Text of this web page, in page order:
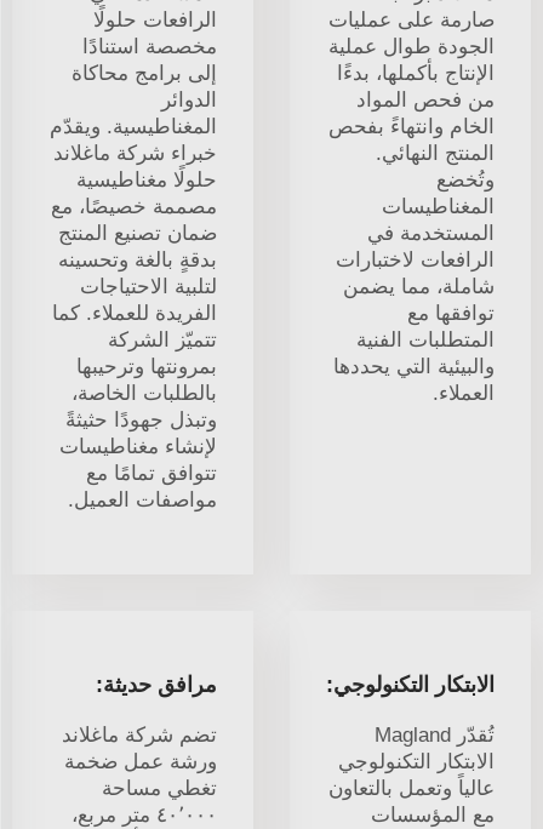
صارمة على عمليات
الجودة طوال عملية
الإنتاج بأكملها، بدءًا
من فحص المواد
الخام وانتهاءً بفحص
المنتج النهائي.
وتُخضع
المغناطيسات
المستخدمة في
الرافعات لاختبارات
شاملة، مما يضمن
توافقها مع
المتطلبات الفنية
والبيئية التي يحددها
العملاء.
الرافعات حلولًا
مخصصة استنادًا
إلى برامج محاكاة
الدوائر
المغناطيسية. ويقدّم
خبراء شركة ماغلاند
حلولًا مغناطيسية
مصممة خصيصًا، مع
ضمان تصنيع المنتج
بدقةٍ بالغة وتحسينه
لتلبية الاحتياجات
الفريدة للعملاء. كما
تتميّز الشركة
بمرونتها وترحيبها
بالطلبات الخاصة،
وتبذل جهودًا حثيثةً
لإنشاء مغناطيسات
تتوافق تمامًا مع
مواصفات العميل.
الابتكار التكنولوجي:
تُقدّر Magland
الابتكار التكنولوجي
عالياً وتعمل بالتعاون
مع المؤسسات
مرافق حديثة:
تضم شركة ماغلاند
ورشة عمل ضخمة
تغطي مساحة
٤٠٬٠٠٠ متر مربع،